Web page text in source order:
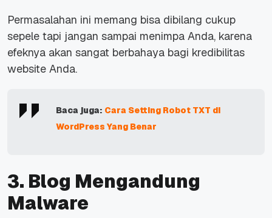
Permasalahan ini memang bisa dibilang cukup
sepele tapi jangan sampai menimpa Anda, karena
efeknya akan sangat berbahaya bagi kredibilitas
website Anda.
Baca juga: Cara Setting Robot TXT di
WordPress Yang Benar
3. Blog Mengandung
Malware